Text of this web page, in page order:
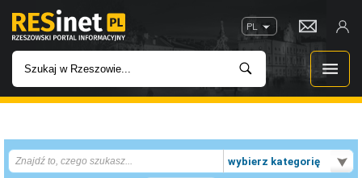
PL
INWESTYCJE wybierz kategorię